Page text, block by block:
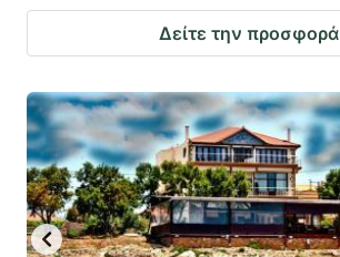
Δείτε την προσφορά